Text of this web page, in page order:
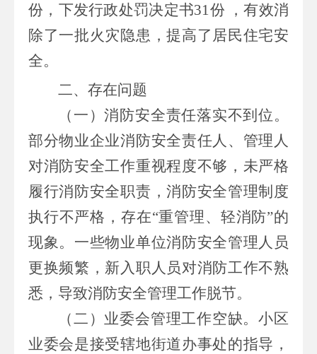
份，下发行政处罚决定书31份
，有效消
除了一批火灾隐患 ，提高了居民住宅安
全。
二、 存在问题
（一）消防安全责任落实不到位。
部分物业企业消防安全责任人、管理人
对消防安全工作重视程度不够，未严格
履行消防安全职责，消防安全管理制度
执行不严格，存在“重管理、轻消防”的
现象。一些物业单位消防安全管理人员
更换频繁，新入职人员对消防工作不熟
悉，导致消防安全管理工作脱节。
（二）业委会管理工作空缺。小区
业委会是接受辖地街道办事处的指导，